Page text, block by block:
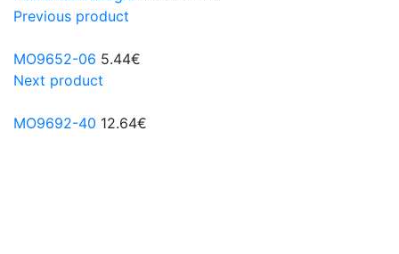
Previous product
MO9652-06 5.44€
Next product
MO9692-40 12.64€